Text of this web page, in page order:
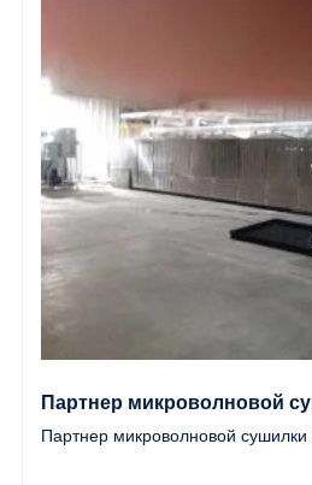
Партнер микроволновой
Партнер микроволновой